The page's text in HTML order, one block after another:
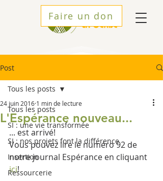
Faire un don
Post
Tous les posts
SI : une vie transformée
SI : nos projets font la différence
Insertion
Ressourcerie
Tous les posts
L'Espérance nouveau...
24 juin 2016 1 min de lecture
... est arrivé!
Vous pouvez lire le numéro 92 de
notre journal Espérance en cliquant
ici!